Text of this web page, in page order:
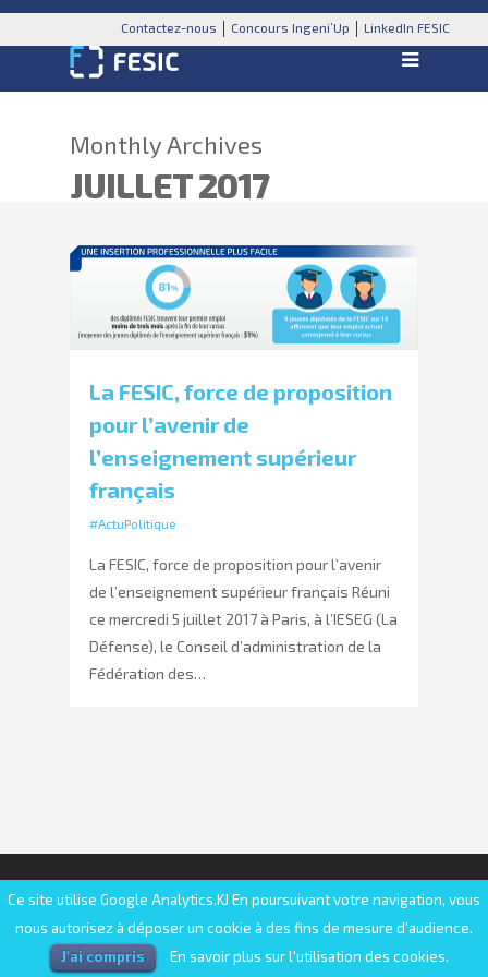
Contactez-nous Concours Ingeni’Up LinkedIn FESIC
Monthly Archives
JUILLET 2017
La FESIC, force de proposition
pour l’avenir de
l’enseignement supérieur
français
#ActuPolitique
La FESIC, force de proposition pour l’avenir
de l’enseignement supérieur français Réuni
ce mercredi 5 juillet 2017 à Paris, à l’IESEG (La
Défense), le Conseil d’administration de la
Fédération des…
© 2025 FESIC | Fédération des établissements
Ce site utilise Google Analytics.KJ En poursuivant votre navigation, vous
nous autorisez à déposer un cookie à des fins de mesure d'audience.
J'ai compris
En savoir plus sur l'utilisation des cookies.